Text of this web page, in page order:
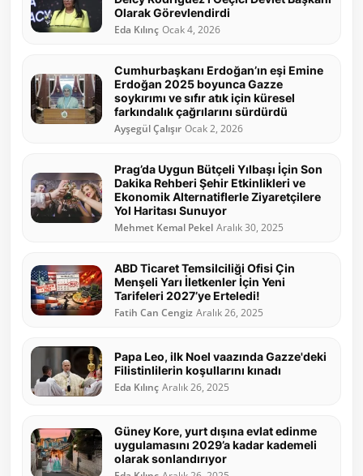
Olarak Görevlendirdi
Eda Kılınç Ocak 4, 2026
Cumhurbaşkanı Erdoğan’ın eşi Emine
Erdoğan 2025 boyunca Gazze
soykırımı ve sıfır atık için küresel
farkındalık çağrılarını sürdürdü
Ayşegül Çalışır Ocak 2, 2026
Prag’da Uygun Bütçeli Yılbaşı İçin Son
Dakika Rehberi Şehir Etkinlikleri ve
Ekonomik Alternatiflerle Ziyaretçilere
Yol Haritası Sunuyor
Mehmet Kemal Pekel Aralık 30, 2025
ABD Ticaret Temsilciliği Ofisi Çin
Menşeli Yarı İletkenler İçin Yeni
Tarifeleri 2027’ye Erteledi!
Fatih Can Cengiz Aralık 26, 2025
Papa Leo, ilk Noel vaazında Gazze'deki
Filistinlilerin koşullarını kınadı
Eda Kılınç Aralık 26, 2025
Güney Kore, yurt dışına evlat edinme
uygulamasını 2029’a kadar kademeli
olarak sonlandırıyor